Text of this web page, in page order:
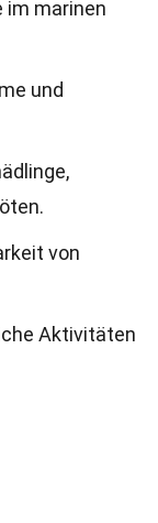
im marinen
und
von
Aktivitäten